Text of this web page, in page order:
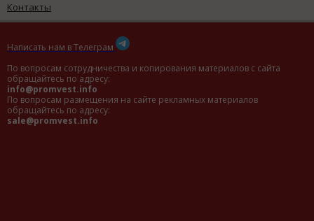
Контакты
Написать нам в Телеграм
По вопросам сотрудничества и копирования материалов с сайта
обращайтесь по адресу:
info@promvest.info
По вопросам размещения на сайте рекламных материалов
обращайтесь по адресу:
sale@promvest.info